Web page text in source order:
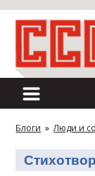
Блоги » Люди и